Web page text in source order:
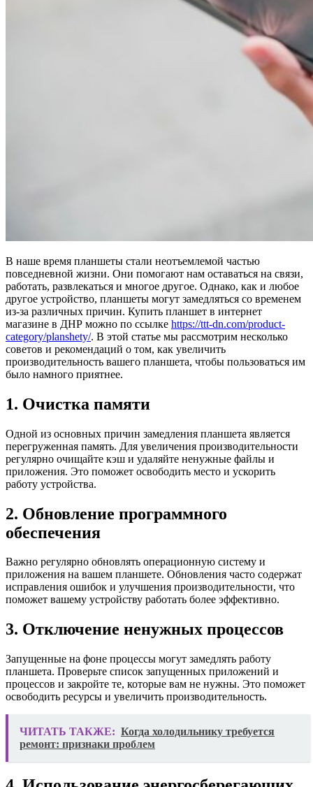
В наше время планшеты стали неотъемлемой частью
повседневной жизни. Они помогают нам оставаться на связи,
работать, развлекаться и многое другое. Однако, как и любое
другое устройство, планшеты могут замедляться со временем
из-за различных причин. Купить планшет в интернет
магазине в ДНР можно по ссылке https://ttt-dn.com/product-
category/planshety/. В этой статье мы рассмотрим несколько
советов и рекомендаций о том, как увеличить
производительность вашего планшета, чтобы пользоваться им
было намного приятнее.
1. Очистка памяти
Одной из основных причин замедления планшета является
перегруженная память. Для увеличения производительности
регулярно очищайте кэш и удаляйте ненужные файлы и
приложения. Это поможет освободить место и ускорить
работу устройства.
2. Обновление программного
обеспечения
Важно регулярно обновлять операционную систему и
приложения на вашем планшете. Обновления часто содержат
исправления ошибок и улучшения производительности, что
поможет вашему устройству работать более эффективно.
3. Отключение ненужных процессов
Запущенные на фоне процессы могут замедлять работу
планшета. Проверьте список запущенных приложений и
процессов и закройте те, которые вам не нужны. Это поможет
освободить ресурсы и увеличить производительность.
ЧИТАТЬ ТАКЖЕ: Когда холодильнику требуется
ремонт: признаки проблем